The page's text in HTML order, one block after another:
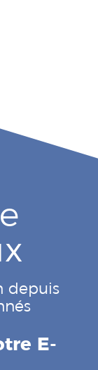
depuis
E-